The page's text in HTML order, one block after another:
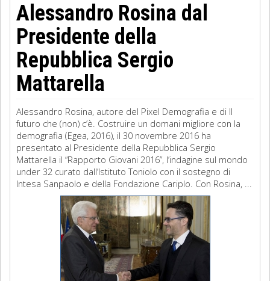
Alessandro Rosina dal
Presidente della
Repubblica Sergio
Mattarella
Alessandro Rosina, autore del Pixel Demografia e di Il
futuro che (non) c’è. Costruire un domani migliore con la
demografia (Egea, 2016), il 30 novembre 2016 ha
presentato al Presidente della Repubblica Sergio
Mattarella il “Rapporto Giovani 2016”, l’indagine sul mondo
under 32 curato dall’Istituto Toniolo con il sostegno di
Intesa Sanpaolo e della Fondazione Cariplo. Con Rosina, ...